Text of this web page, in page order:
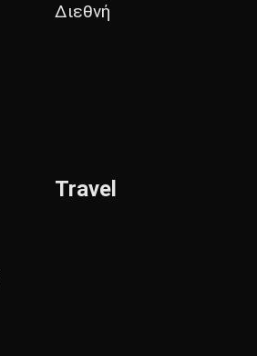
Διεθνή
Travel